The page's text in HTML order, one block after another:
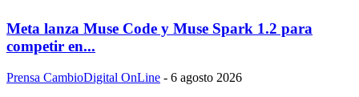
Meta lanza Muse Code y Muse Spark 1.2 para
competir en...
Prensa CambioDigital OnLine - 6 agosto 2026